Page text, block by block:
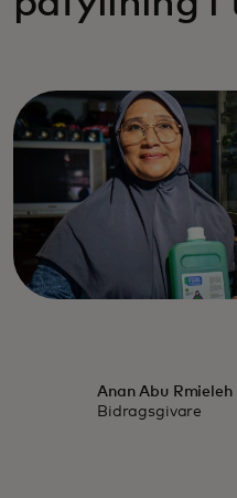
Anan Abu Rmieleh
Bidragsgivare